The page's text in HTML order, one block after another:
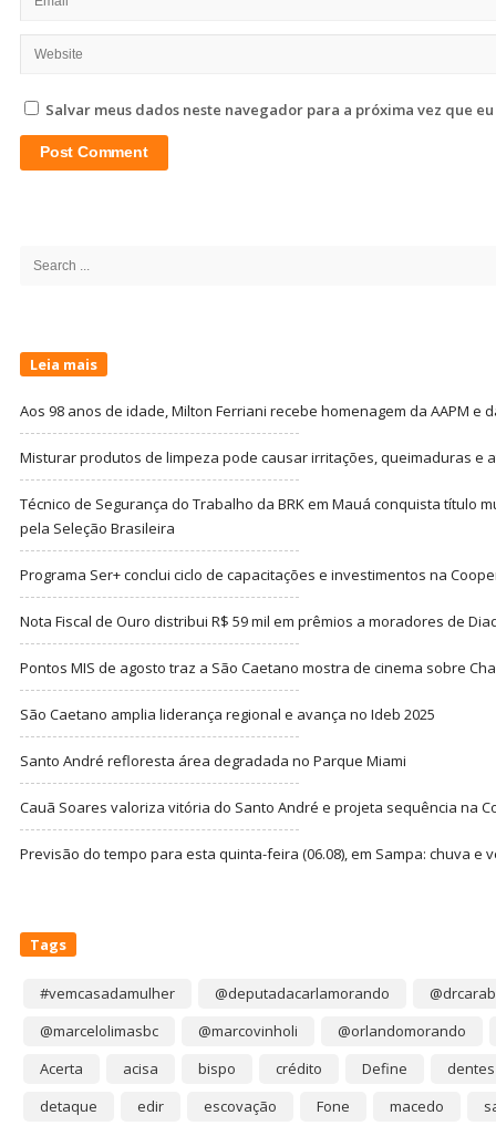
Salvar meus dados neste navegador para a próxima vez que
Search
Leia mais
Aos 98 anos de idade, Milton Ferriani recebe homenagem da AAPM e
Misturar produtos de limpeza pode causar irritações, queimaduras e
Técnico de Segurança do Trabalho da BRK em Mauá conquista título
pela Seleção Brasileira
Programa Ser+ conclui ciclo de capacitações e investimentos na
Nota Fiscal de Ouro distribui R$ 59 mil em prêmios a moradores de
Pontos MIS de agosto traz a São Caetano mostra de cinema sobre
São Caetano amplia liderança regional e avança no Ideb 2025
Santo André refloresta área degradada no Parque Miami
Cauã Soares valoriza vitória do Santo André e projeta sequência na
Previsão do tempo para esta quinta-feira (06.08), em Sampa: chuva e
Tags
#vemcasadamulher @deputadacarlamorando
@marcelolimasbc
@marcovinholi
@orlandomorando
Acerta
acisa bispo crédito Define
dentes
detaque
edir escovação Fone macedo